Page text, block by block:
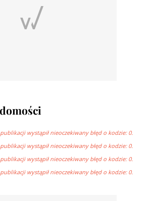
wystąpił nieoczekiwany błęd o kodzie: 0.
wystąpił nieoczekiwany błęd o kodzie: 0.
wystąpił nieoczekiwany błęd o kodzie: 0.
wystąpił nieoczekiwany błęd o kodzie: 0.